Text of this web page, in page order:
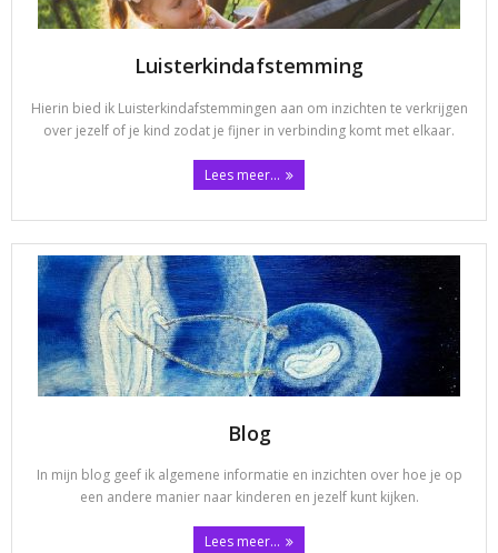
Luisterkindafstemming
Hierin bied ik Luisterkindafstemmingen aan om inzichten te verkrijgen
over jezelf of je kind zodat je fijner in verbinding komt met elkaar.
Lees meer...
Blog
In mijn blog geef ik algemene informatie en inzichten over hoe je op
een andere manier naar kinderen en jezelf kunt kijken.
Lees meer...